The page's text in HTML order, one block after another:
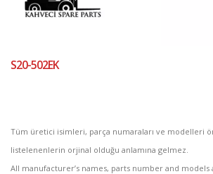
S20-502EK
Tüm üretici isimleri, parça numaraları ve modelleri
listelenenlerin orjinal olduğu anlamına gelmez.
All manufacturer’s names, parts number and